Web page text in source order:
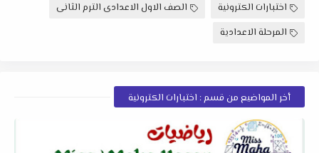
اختبارات الكترونية
الصف الاول الاعدادى الترم الثانى
المرحلة الاعدادية
أخر المواضيع من قسم : اختبارات الكترونية